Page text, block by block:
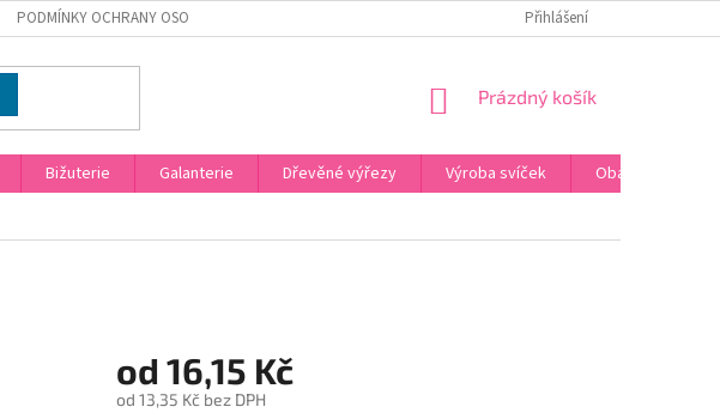
PODMÍNKY OCHRANY OSOBNÍCH ÚDAJŮ UPLATNĚNÍ REKLAMACE
Přihlášení
NÁKUPNÍ
Prázdný košík
Bižuterie Galanterie Dřevěné výřezy Výroba svíček
Obalový materiál
od 16,15 Kč
od 13,35 Kčbez DPH